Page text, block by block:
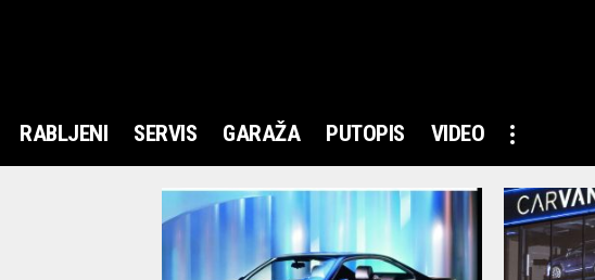
RABLJENI SERVIS GARAŽA PUTOPIS VIDEO